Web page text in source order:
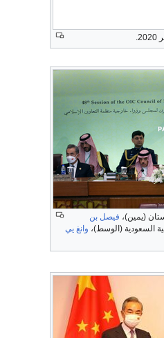
(يمين)، فيصل بن
السعودية (الوسط)، وانغ يي